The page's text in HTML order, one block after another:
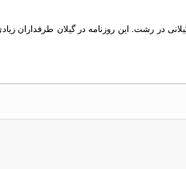
در رشت. این روزنامه در گیلان طرفداران زیادی